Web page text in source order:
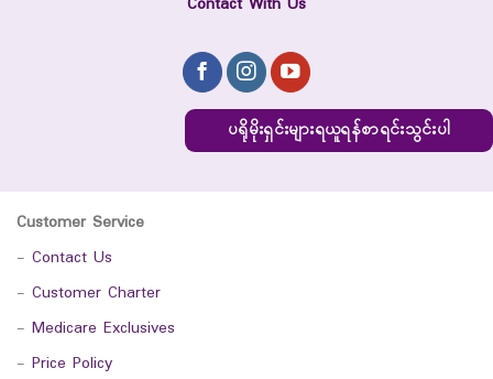
Contact With Us
ပရိုမိုးရှင်းများရယူရန်စာရင်းသွင်းပါ
Customer Service
- Contact Us
- Customer Charter
- Medicare Exclusives
- Price Policy